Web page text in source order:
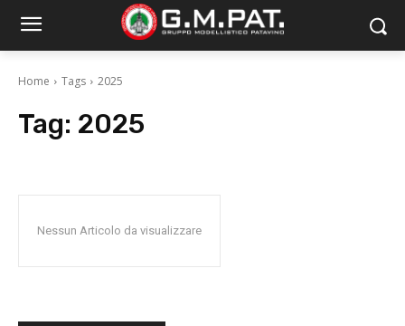
Home Tags 2025
Tag: 2025
Nessun Articolo da visualizzare